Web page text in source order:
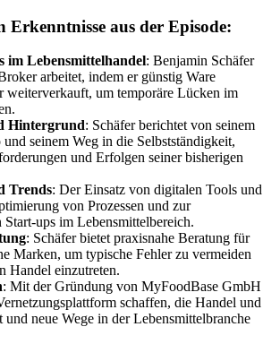
Erkenntnisse aus der Episode:
im Lebensmittelhandel: Benjamin Schäfer
arbeitet, indem er günstig Ware
weiterverkauft, um temporäre Lücken im
Hintergrund: Schäfer berichtet von seinem
seinem Weg in die Selbstständigkeit,
und Erfolgen seiner bisherigen
Trends: Der Einsatz von digitalen Tools und
von Prozessen und zur
ups im Lebensmittelbereich.
: Schäfer bietet praxisnahe Beratung für
Marken, um typische Fehler zu vermeiden
Handel einzutreten.
: Mit der Gründung von MyFoodBase GmbH
schaffen, die Handel und
und neue Wege in der Lebensmittelbranche